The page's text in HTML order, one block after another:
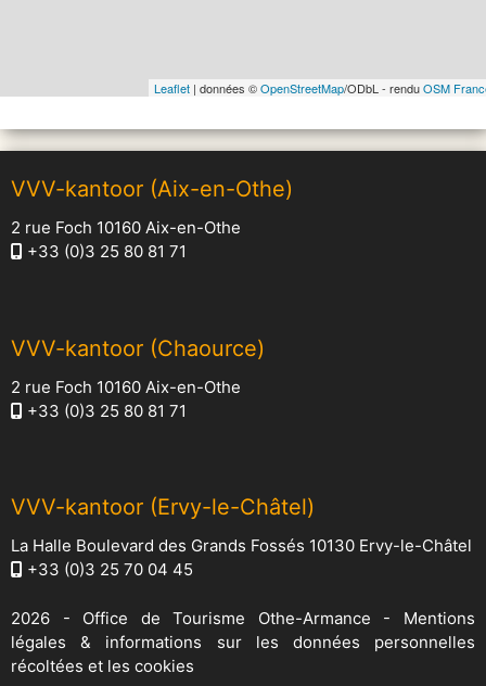
Leaflet | données ©OpenStreetMap/ODbL - renduOSM
VVV-kantoor (Aix-en-Othe)
2 rue Foch 10160 Aix-en-Othe
+33 (0)3 25 80 81 71
VVV-kantoor (Chaource)
2 rue Foch 10160 Aix-en-Othe
+33 (0)3 25 80 81 71
VVV-kantoor (Ervy-le-Châtel)
La Halle Boulevard des Grands Fossés 10130 Ervy-le-Châtel
+33 (0)3 25 70 04 45
2026 - Office de Tourisme Othe-Armance - Mentions
légales & informations sur les données personnelles
récoltées et les cookies